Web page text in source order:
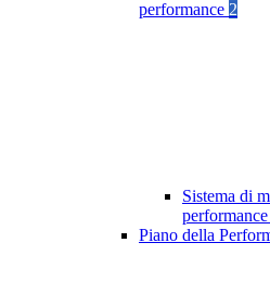
performance 2
Sistema di
performance
Piano della